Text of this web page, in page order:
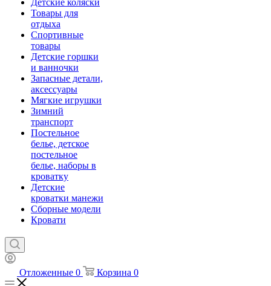
Детские коляски
Товары для
отдыха
Спортивные
товары
Детские горшки
и ванночки
Запасные детали,
аксессуары
Мягкие игрушки
Зимний
транспорт
Постельное
белье, детское
постельное
белье, наборы в
кроватку
Детские
кроватки манежи
Сборные модели
Кровати
Отложенные 0 Корзина 0